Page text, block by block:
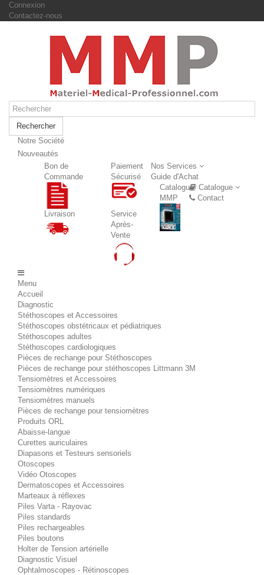
Connexion
Contactez-nous
Rechercher
Notre Société
Nouveautés
Nos Services
Bon de
Commande
Paiement
Sécurisé
Livraison
Service
Après-
Vente
Guide d'Achat
Catalogue
Catalogue
MMP
Contact
Menu
Accueil
Diagnostic
Stéthoscopes et Accessoires
Stéthoscopes obstétricaux et pédiatriques
Stéthoscopes adultes
Stéthoscopes cardiologiques
Pièces de rechange pour Stéthoscopes
Pièces de rechange pour stéthoscopes Littmann 3M
Tensiomètres et Accessoires
Tensiomètres numériques
Tensiomètres manuels
Pièces de rechange pour tensiomètres
Produits ORL
Abaisse-langue
Curettes auriculaires
Diapasons et Testeurs sensoriels
Otoscopes
Vidéo Otoscopes
Dermatoscopes et Accessoires
Marteaux à réflexes
Piles Varta - Rayovac
Piles standards
Piles rechargeables
Piles boutons
Holter de Tension artérielle
Diagnostic Visuel
Ophtalmoscopes - Rétinoscopes